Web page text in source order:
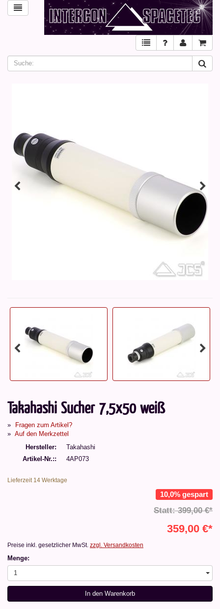
Takahashi Sucher 7,5x50 weiß
Fragen zum Artikel?
Auf den Merkzettel
Hersteller
Takahashi
Artikel-Nr.:
4AP073
Lieferzeit 14 Werktage
10,0% gespart
Statt: 399,00 €*
359,00 €*
Preise inkl. gesetzlicher MwSt. zzgl. Versandkosten
Menge:
1
In den Warenkorb